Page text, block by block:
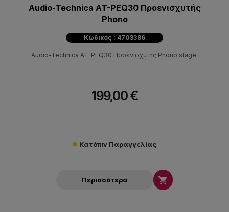
Audio-Technica AT-PEQ30 Προενισχυτής
Phono
Κωδικός : 4703386
Audio-Technica AT-PEQ30 Προενισχυτής Phono stage.
199,00 €
Κατόπιν Παραγγελίας
Περισσότερα 